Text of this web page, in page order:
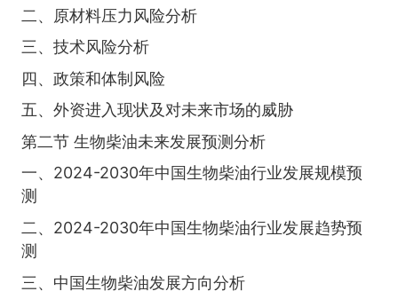
二、原材料压力风险分析
三、技术风险分析
四、政策和体制风险
五、外资进入现状及对未来市场的威胁
第二节 生物柴油未来发展预测分析
一、2024-2030年中国生物柴油行业发展规模预
测
二、2024-2030年中国生物柴油行业发展趋势预
测
三、中国生物柴油发展方向分析